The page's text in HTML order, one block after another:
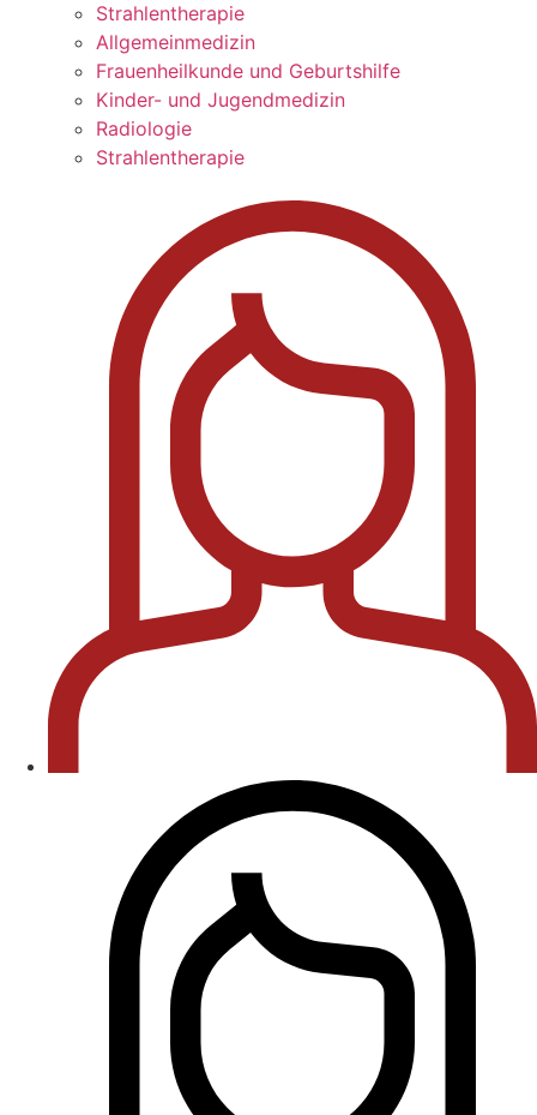
Strahlentherapie
Allgemeinmedizin
Frauenheilkunde und Geburtshilfe
Kinder- und Jugendmedizin
Radiologie
Strahlentherapie